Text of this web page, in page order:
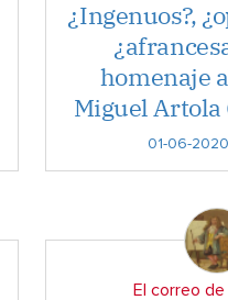
¿Ingenuos?,
homenaje
Miguel Artola
01-06-
El correo